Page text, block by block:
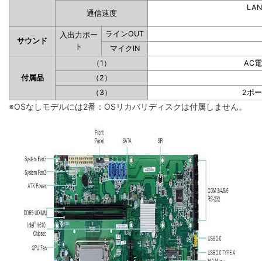
通信速度
サウンド
入出力ポー
ト
ラインOUT
マイクIN
付属品
（1）
AC
（2）
（3）
2ポ
※OSなしモデルには2番：OSリカバリディスクは付属しません。